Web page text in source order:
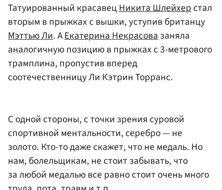
Татуированный красавецНикита Шлейхерстал
вторым в прыжках с вышки, уступив британцу
Мэттью Ли. АЕкатерина Некрасовазаняла
аналогичную позицию в прыжках с 3-метрового
трамплина, пропустив вперед
соотечественницу Ли Кэтрин Торранс.
С одной стороны, с точки зрения суровой
спортивной ментальности, серебро — не
золото. Кто-то даже скажет, что не медаль. Но
нам, болельщикам, не стоит забывать, что
за любой медалью все равно стоит очень много